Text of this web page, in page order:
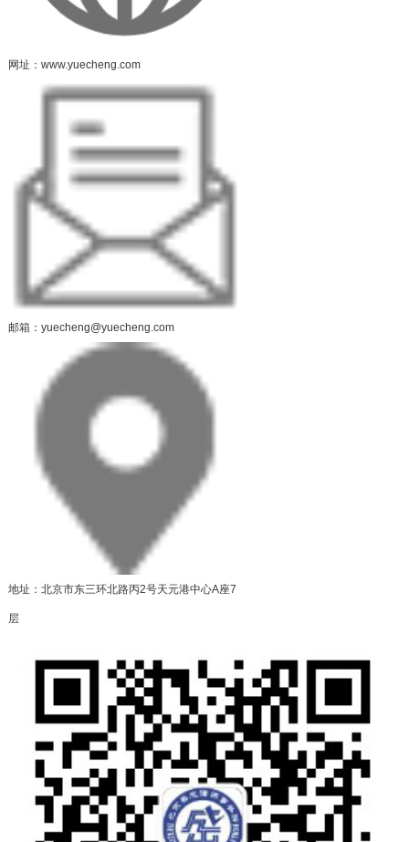
网址：www.yuecheng.com
邮箱：yuecheng@yuecheng.com
地址：北京市东三环北路丙2号天元港中心A座7
层